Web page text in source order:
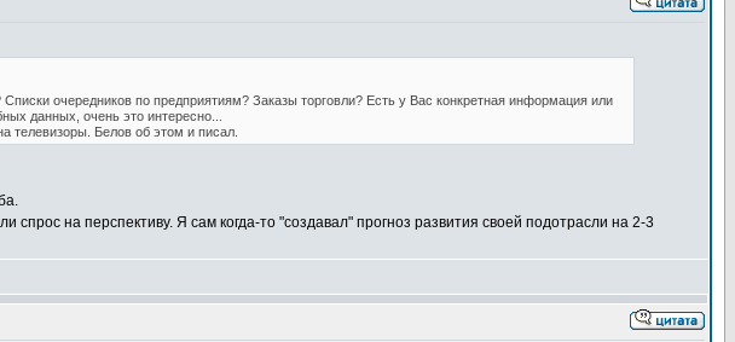
очередников по предприятиям? Заказы торговли? Есть у Вас конкретная информация или
данных, очень это интересно...
телевизоры. Белов об этом и писал.
на перспективу. Я сам когда-то "создавал" прогноз развития своей подотрасли на 2-3